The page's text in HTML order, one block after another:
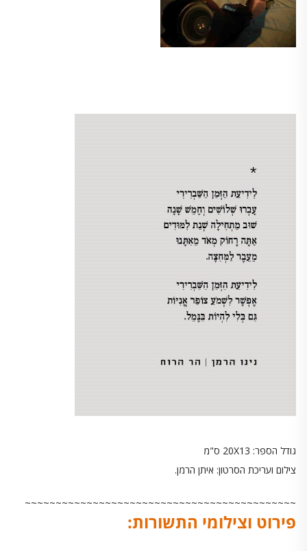
גודל הספר: 20X13 ס"מ
צילום ועריכת הסרטון: איתן הרמן.
~~~~~~~~~~~~~~~~~~~~~~~~~~~~~~~~~~~~~~~~~~~~
פירוט וצילומי התשורות: